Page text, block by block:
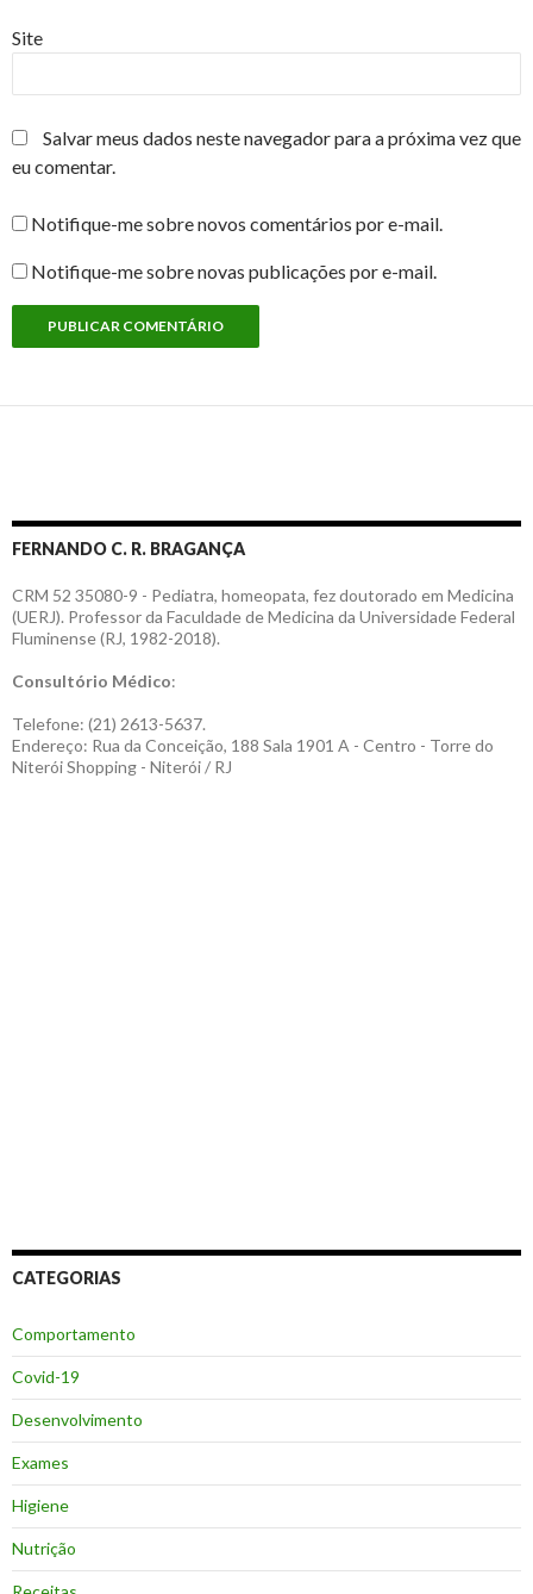
Site
Salvar meus dados neste navegador para a próxima vez que
eu comentar.
Notifique-me sobre novos comentários por e-mail.
Notifique-me sobre novas publicações por e-mail.
FERNANDO C. R. BRAGANÇA
CRM 52 35080-9 - Pediatra, homeopata, fez doutorado em Medicina
(UERJ). Professor da Faculdade de Medicina da Universidade Federal
Fluminense (RJ, 1982-2018).
Consultório Médico:
Telefone: (21) 2613-5637.
Endereço: Rua da Conceição, 188 Sala 1901 A - Centro - Torre do
Niterói Shopping - Niterói / RJ
CATEGORIAS
Comportamento
Covid-19
Desenvolvimento
Exames
Higiene
Nutrição